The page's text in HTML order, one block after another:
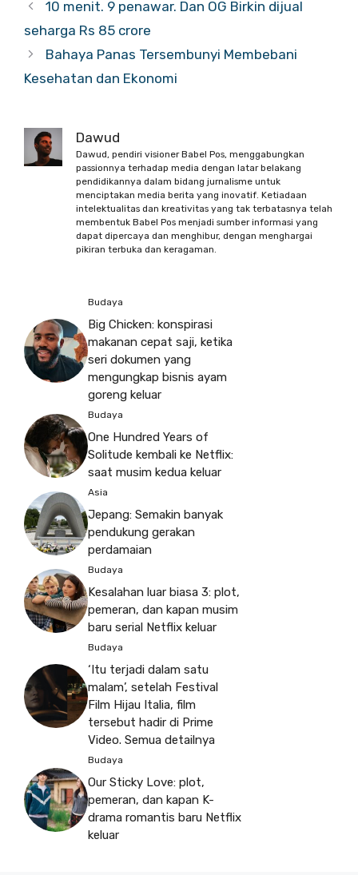
10 menit. 9 penawar. Dan OG Birkin dijual
seharga Rs 85 crore
Bahaya Panas Tersembunyi Membebani
Kesehatan dan Ekonomi
Dawud
Dawud, pendiri visioner Babel Pos, menggabungkan
passionnya terhadap media dengan latar belakang
pendidikannya dalam bidang jurnalisme untuk
menciptakan media berita yang inovatif. Ketiadaan
intelektualitas dan kreativitas yang tak terbatasnya telah
membentuk Babel Pos menjadi sumber informasi yang
dapat dipercaya dan menghibur, dengan menghargai
pikiran terbuka dan keragaman.
Budaya
Big Chicken: konspirasi
makanan cepat saji, ketika
seri dokumen yang
mengungkap bisnis ayam
goreng keluar
Budaya
One Hundred Years of
Solitude kembali ke Netflix:
saat musim kedua keluar
Asia
Jepang: Semakin banyak
pendukung gerakan
perdamaian
Budaya
Kesalahan luar biasa 3: plot,
pemeran, dan kapan musim
baru serial Netflix keluar
Budaya
‘Itu terjadi dalam satu
malam’, setelah Festival
Film Hijau Italia, film
tersebut hadir di Prime
Video. Semua detailnya
Budaya
Our Sticky Love: plot,
pemeran, dan kapan K-
drama romantis baru Netflix
keluar